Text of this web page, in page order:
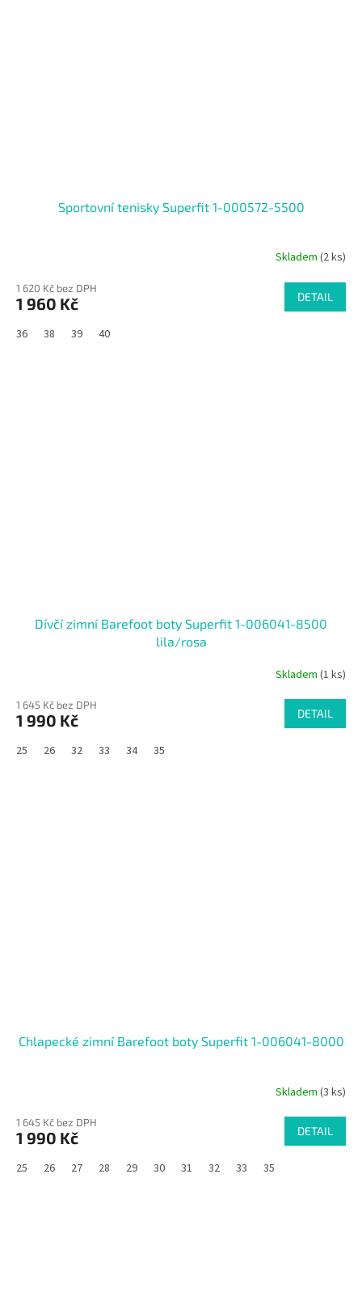
Sportovní tenisky Superfit 1-000572-5500
Skladem (2 ks)
1 620 Kč bez DPH
1 960 Kč DETAIL
36 38 39 40
Dívčí zimní Barefoot boty Superfit 1-006041-8500
lila/rosa
Skladem (1 ks)
1 645 Kč bez DPH
1 990 Kč DETAIL
25 26 32 33 34 35
Chlapecké zimní Barefoot boty Superfit 1-006041-8000
Skladem (3 ks)
1 645 Kč bez DPH
1 990 Kč DETAIL
25 26 27 28 29 30 31 32 33 35